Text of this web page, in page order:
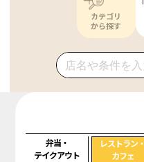
カテゴリ
から探す
弁当・
テイクアウト
レストラン・
カフェ